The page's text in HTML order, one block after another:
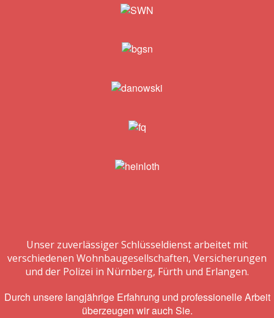
Unser zuverlässiger Schlüsseldienst arbeitet mit
verschiedenen Wohnbaugesellschaften, Versicherungen
und der Polizei in Nürnberg, Fürth und Erlangen.
Durch unsere langjährige Erfahrung und professionelle Arbeit
überzeugen wir auch Sie.